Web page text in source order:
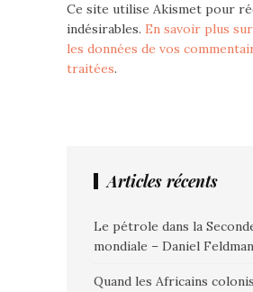
Ce site utilise Akismet pour
indésirables. En savoir plus
les données de vos
traitées.
Articles récents
Le pétrole dans la
mondiale – Daniel
Quand les Africains